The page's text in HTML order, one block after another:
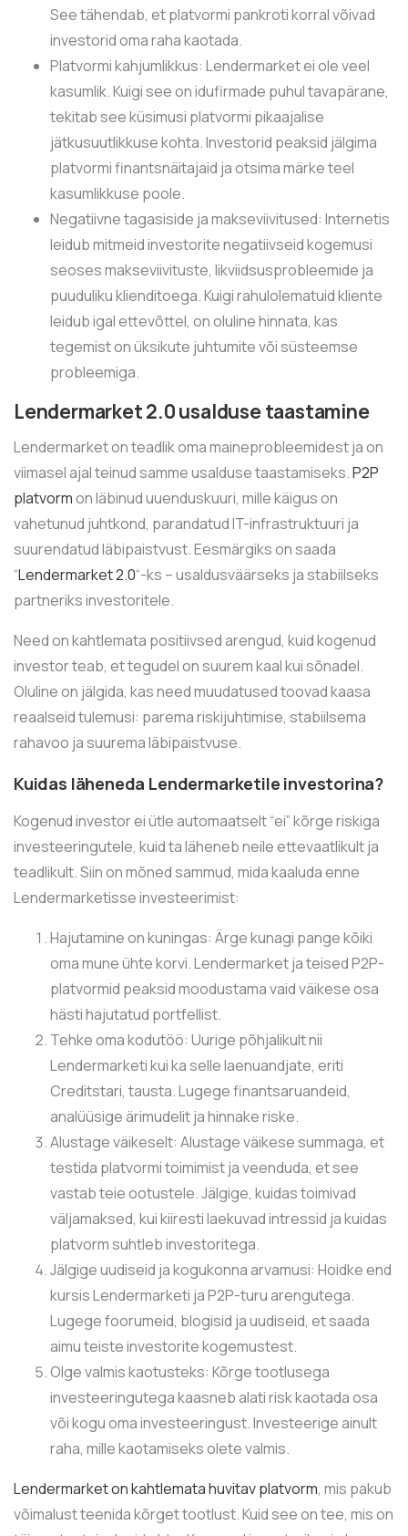
See tähendab, et platvormi pankroti korral võivad
investorid oma raha kaotada.
Platvormi kahjumlikkus: Lendermarket ei ole veel
kasumlik. Kuigi see on idufirmade puhul tavapärane,
tekitab see küsimusi platvormi pikaajalise
jätkusuutlikkuse kohta. Investorid peaksid jälgima
platvormi finantsnäitajaid ja otsima märke teel
kasumlikkuse poole.
Negatiivne tagasiside ja makseviivitused: Internetis
leidub mitmeid investorite negatiivseid kogemusi
seoses makseviivituste, likviidsusprobleemide ja
puuduliku klienditoega. Kuigi rahulolematuid kliente
leidub igal ettevõttel, on oluline hinnata, kas
tegemist on üksikute juhtumite või süsteemse
probleemiga.
Lendermarket 2.0 usalduse taastamine
Lendermarket on teadlik oma maineprobleemidest ja on
viimasel ajal teinud samme usalduse taastamiseks.P2P
platvormon läbinud uuenduskuuri, mille käigus on
vahetunud juhtkond, parandatud IT-infrastruktuuri ja
suurendatud läbipaistvust. Eesmärgiks on saada
“Lendermarket 2.0“-ks – usaldusväärseks ja stabiilseks
partneriks investoritele.
Need on kahtlemata positiivsed arengud, kuid kogenud
investor teab, et tegudel on suurem kaal kui sõnadel.
Oluline on jälgida, kas need muudatused toovad kaasa
reaalseid tulemusi: parema riskijuhtimise, stabiilsema
rahavoo ja suurema läbipaistvuse.
Kuidas läheneda Lendermarketile investorina?
Kogenud investor ei ütle automaatselt “ei” kõrge riskiga
investeeringutele, kuid ta läheneb neile ettevaatlikult ja
teadlikult. Siin on mõned sammud, mida kaaluda enne
Lendermarketisse investeerimist:
Hajutamine on kuningas: Ärge kunagi pange kõiki
oma mune ühte korvi. Lendermarket ja teised P2P-
platvormid peaksid moodustama vaid väikese osa
hästi hajutatud portfellist.
Tehke oma kodutöö: Uurige põhjalikult nii
Lendermarketi kui ka selle laenuandjate, eriti
Creditstari, tausta. Lugege finantsaruandeid,
analüüsige ärimudelit ja hinnake riske.
Alustage väikeselt: Alustage väikese summaga, et
testida platvormi toimimist ja veenduda, et see
vastab teie ootustele. Jälgige, kuidas toimivad
väljamaksed, kui kiiresti laekuvad intressid ja kuidas
platvorm suhtleb investoritega.
Jälgige uudiseid ja kogukonna arvamusi: Hoidke end
kursis Lendermarketi ja P2P-turu arengutega.
Lugege foorumeid, blogisid ja uudiseid, et saada
aimu teiste investorite kogemustest.
Olge valmis kaotusteks: Kõrge tootlusega
investeeringutega kaasneb alati risk kaotada osa
või kogu oma investeeringust. Investeerige ainult
raha, mille kaotamiseks olete valmis.
Lendermarket on kahtlemata huvitav platvorm, mis pakub
võimalust teenida kõrget tootlust. Kuid see on tee, mis on